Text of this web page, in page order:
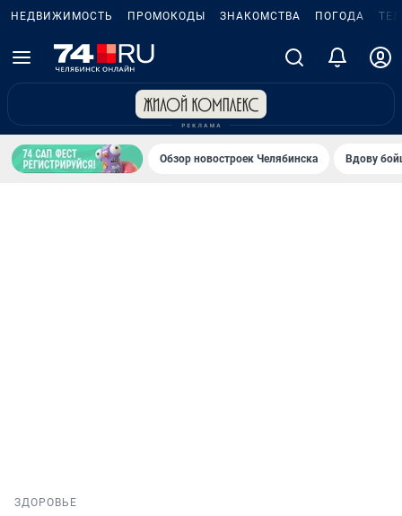
НЕДВИЖИМОСТЬ ПРОМОКОДЫ ЗНАКОМСТВА ПОГОДА
Обзор новостроек Челябинска Вдову
ЗДОРОВЬЕ